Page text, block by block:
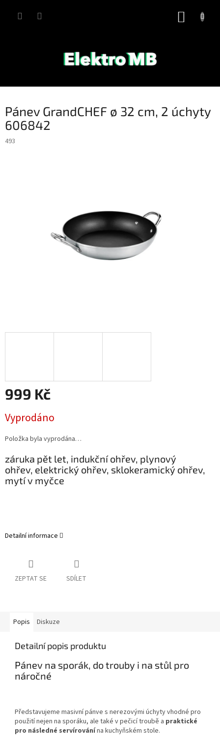
Pánev GrandCHEF ø 32 cm, 2 úchyty
606842
493
999 Kč
cena:
Vyprodáno
Položka byla vyprodána…
záruka pět let, indukčníohřev, plynový
ohřev, elektrický ohřev, sklokeramický ohřev,
mytí v myčce
Detailní informace
ZEPTAT SE SDÍLET
Popis Diskuze
Detailní popis produktu
Pánev na sporák, do trouby i na stůl pro
náročné
Představujeme masivní pánve s nerezovými úchyty vhodné pro
použití nejen na sporáku, ale také v pečicí troubě a praktické
pro následné servírovánína kuchyňském stole.